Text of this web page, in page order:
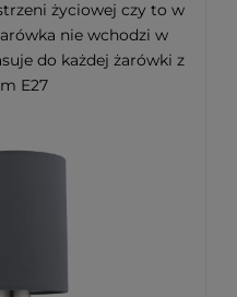
życiowej czy to w
nie wchodzi w
do każdej żarówki z
E27